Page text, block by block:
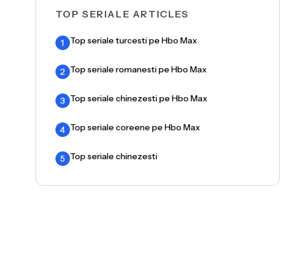
TOP SERIALE ARTICLES
1 Top seriale turcesti pe Hbo Max
2 Top seriale romanesti pe Hbo Max
3 Top seriale chinezesti pe Hbo Max
4 Top seriale coreene pe Hbo Max
5 Top seriale chinezesti